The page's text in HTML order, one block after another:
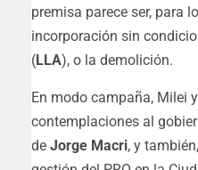
premisa parece ser, para
incorporación sin
(LLA), o la demolición.
En modo campaña, Milei
contemplaciones al
de Jorge Macri, y